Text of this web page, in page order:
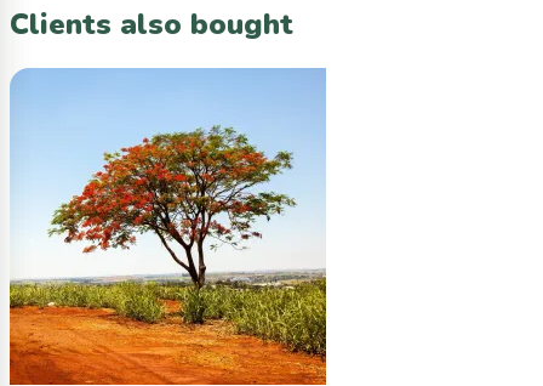
Clients also bought